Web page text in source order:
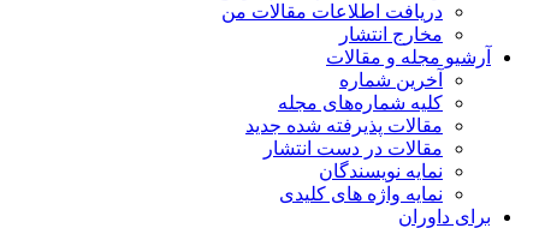
دریافت اطلاعات مقالات من
مخارج انتشار
آرشیو مجله و مقالات
آخرین شماره
کلیه شماره‌های مجله
مقالات پذیرفته شده جدید
مقالات در دست انتشار
نمایه نویسندگان
نمایه واژه های کلیدی
برای داوران